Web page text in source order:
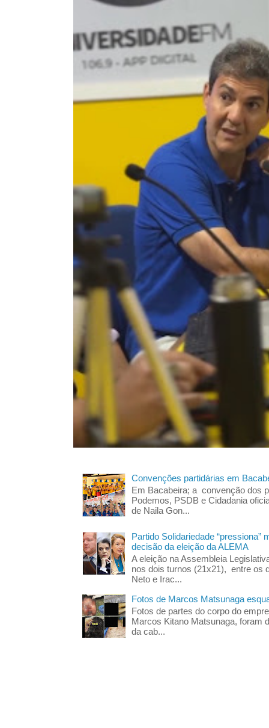
Convenções partidárias em
Em Bacabeira; a convenção dos
Podemos, PSDB e Cidadania
de Naila Gon...
Partido Solidariedade “pressiona”
decisão da eleição da ALEMA
A eleição na Assembleia
nos dois turnos (21x21), entre os
Neto e Irac...
Fotos de Marcos Matsunaga
Fotos de partes do corpo do
Marcos Kitano Matsunaga, foram
da cab...